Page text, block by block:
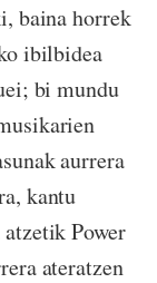
baina horrek
ibilbidea
bi mundu
aurrera
kantu
Power
ateratzen